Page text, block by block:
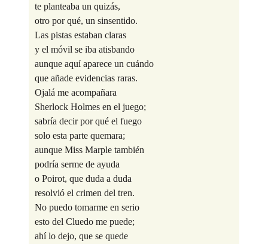
te planteaba un quizás,
otro por qué, un sinsentido.
Las pistas estaban claras
y el móvil se iba atisbando
aunque aquí aparece un cuándo
que añade evidencias raras.
Ojalá me acompañara
Sherlock Holmes en el juego;
sabría decir por qué el fuego
solo esta parte quemara;
aunque Miss Marple también
podría serme de ayuda
o Poirot, que duda a duda
resolvió el crimen del tren.
No puedo tomarme en serio
esto del Cluedo me puede;
ahí lo dejo, que se quede